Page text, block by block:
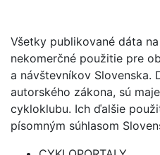
Všetky publikované dáta
nekomerčné použitie pre
a návštevníkov Slovenska.
autorského zákona, sú
cykloklubu. Ich ďalšie
písomným súhlasom